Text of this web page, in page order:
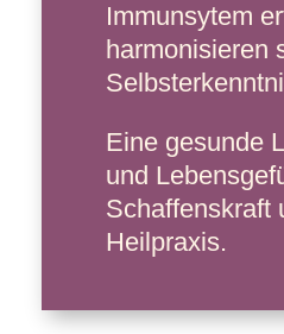
Immunsytem
harmonisieren
Eine gesunde
und
Schaffenskraft
Heilpraxis.